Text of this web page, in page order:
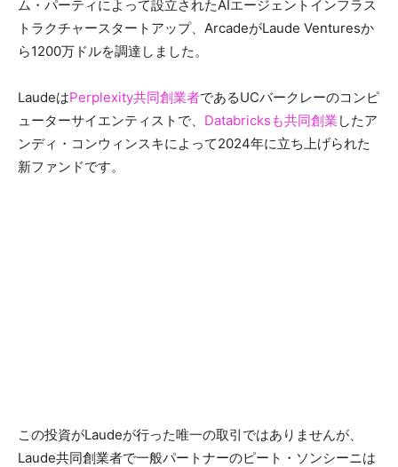
ム・パーティによって設立されたAIエージェントインフラス
トラクチャースタートアップ、ArcadeがLaude Venturesか
ら1200万ドルを調達しました。
LaudeはPerplexity共同創業者であるUCバークレーのコンピ
ューターサイエンティストで、 Databricksも共同創業 したア
ンディ・コンウィンスキによって2024年に立ち上げられた
新ファンドです。
この投資がLaudeが行った唯一の取引ではありませんが、
Laude共同創業者で一般パートナーのピート・ソンシーニは